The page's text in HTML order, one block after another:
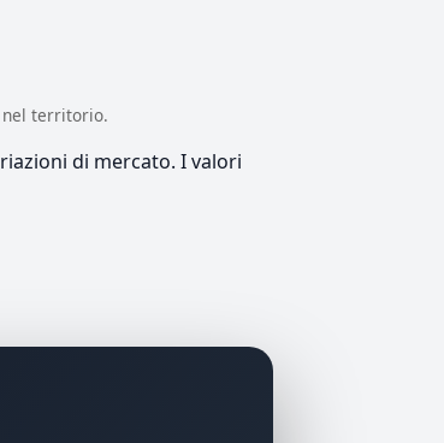
territorio.
di mercato. I valori